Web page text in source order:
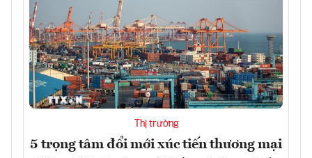
Thị trường
5 trọng tâm đổi mới xúc tiến thương mại